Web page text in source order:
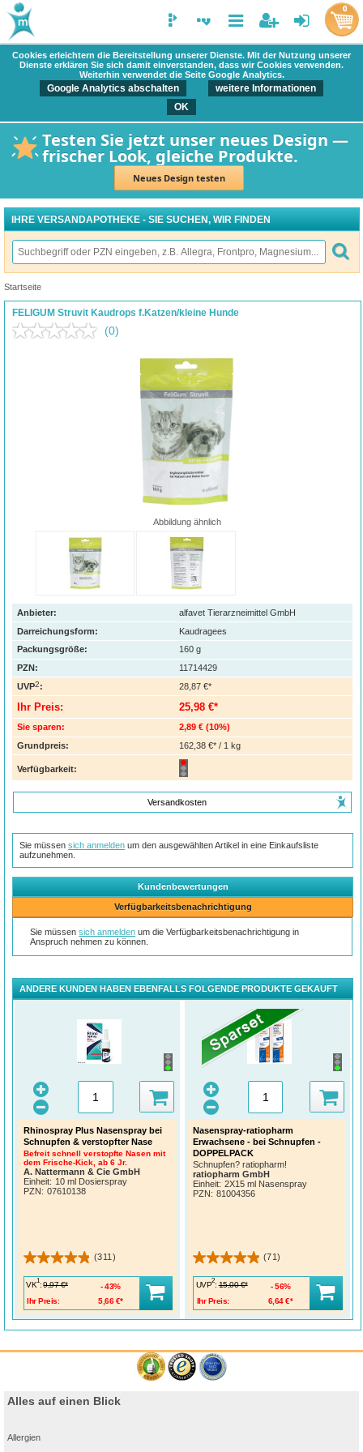
Cookies erleichtern die Bereitstellung unserer Dienste. Mit der Nutzung unserer
Dienste erklären Sie sich damit einverstanden, dass wir Cookies verwenden.
Weiterhin verwendet die Seite Google Analytics.
Google Analytics abschalten
weitere Informationen
OK
Testen Sie jetzt unser neues Design —
frischer Look, gleiche Produkte.
Neues Design testen
0
IHRE VERSANDAPOTHEKE - SIE SUCHEN, WIR FINDEN
Startseite
FELIGUM Struvit Kaudrops f.Katzen/kleine Hunde
(0)
Abbildung ähnlich
Anbieter:
alfavet Tierarzneimittel GmbH
Darreichungsform:
Kaudragees
Packungsgröße:
160 g
PZN:
11714429
UVP2: 28,87 €*
Ihr Preis: 25,98 €*
Sie sparen: 2,89 € (10%)
Grundpreis:
162,38 €* / 1 kg
Verfügbarkeit:
Versandkosten
Sie müssensich anmelden um den ausgewählten Artikel in eine Einkaufsliste
aufzunehmen.
Kundenbewertungen
Verfügbarkeitsbenachrichtigung
Sie müssensich anmelden um die Verfügbarkeitsbenachrichtigung in
Anspruch nehmen zu können.
ANDERE KUNDEN HABEN EBENFALLS FOLGENDE PRODUKTE GEKAUFT
Rhinospray Plus Nasenspray bei
Schnupfen & verstopfter Nase
Befreit schnell verstopfte Nasen mit
dem Frische-Kick, ab 6 Jr.
A. Nattermann & Cie GmbH
Einheit: 10 ml Dosierspray
PZN : 07610138
(311)
VK
1
: 9,97 €*
Ihr Preis:
5,66 €*
43%
Nasenspray-ratiopharm
Erwachsene - bei Schnupfen -
DOPPELPACK
Schnupfen? ratiopharm!
ratiopharm GmbH
Einheit: 2X15 ml Nasenspray
PZN : 81004356
(71)
UVP
2
: 15,00 €*
Ihr Preis:
6,64 €*
56%
Alles auf einen Blick
Allergien